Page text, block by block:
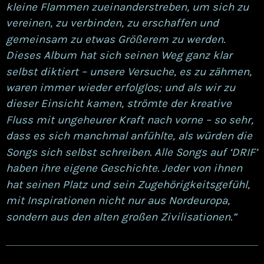
kleine Flammen zueinanderstreben, um sich zu
vereinen, zu verbinden, zu erschaffen und
gemeinsam zu etwas Größerem zu werden.
Dieses Album hat sich seinen Weg ganz klar
selbst diktiert – unsere Versuche, es zu zähmen,
waren immer wieder erfolglos; und als wir zu
dieser Einsicht kamen, strömte der kreative
Fluss mit ungeheurer Kraft nach vorne – so sehr,
dass es sich manchmal anfühlte, als würden die
Songs sich selbst schreiben. Alle Songs auf ‘DRIF’
haben ihre eigene Geschichte. Jeder von ihnen
hat seinen Platz und sein Zugehörigkeitsgefühl,
mit Inspirationen nicht nur aus Nordeuropa,
sondern aus den alten großen Zivilisationen.”